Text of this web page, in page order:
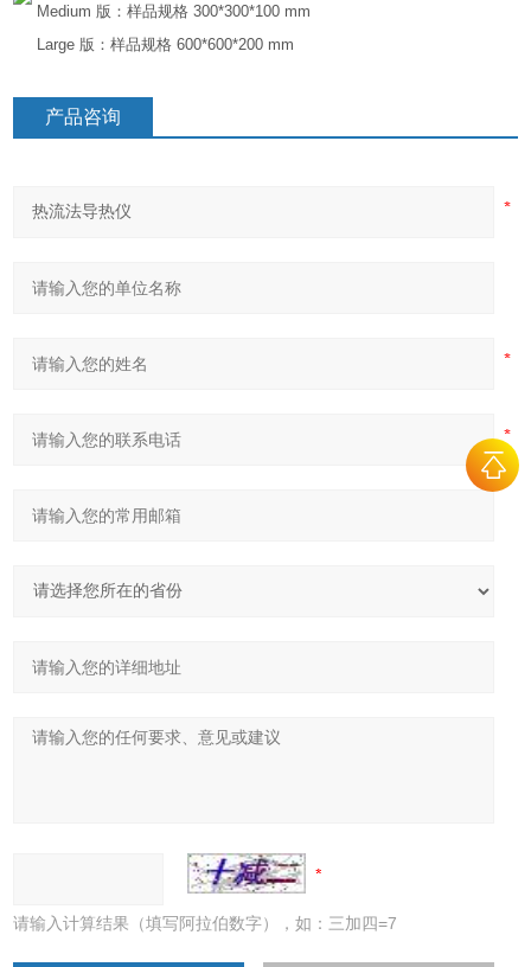
Medium 版：样品规格 300*300*100 mm
Large 版：样品规格 600*600*200 mm
产品咨询
请输入计算结果（填写阿拉伯数字），如：三加四=7